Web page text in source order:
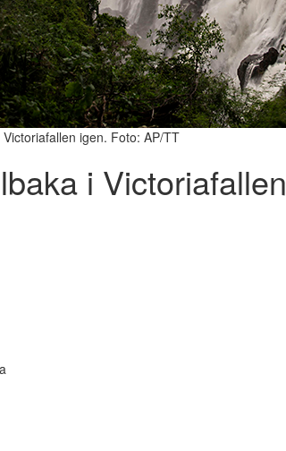
igen. Foto: AP/TT
i Victoriafallen